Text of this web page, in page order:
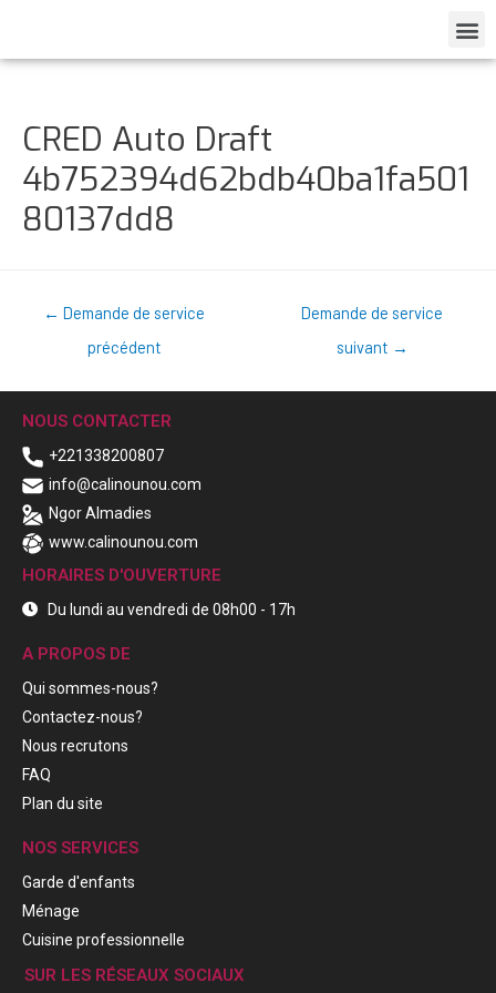
CRED Auto Draft
4b752394d62bdb40ba1fa501
80137dd8
← Demande de service
précédent
Demande de service
suivant →
NOUS CONTACTER
+221338200807
info@calinounou.com
Ngor Almadies
www.calinounou.com
HORAIRES D'OUVERTURE
Du lundi au vendredi de 08h00 - 17h
A PROPOS DE
Qui sommes-nous?
Contactez-nous?
Nous recrutons
FAQ
Plan du site
NOS SERVICES
Garde d'enfants
Ménage
Cuisine professionnelle
SUR LES RÉSEAUX SOCIAUX